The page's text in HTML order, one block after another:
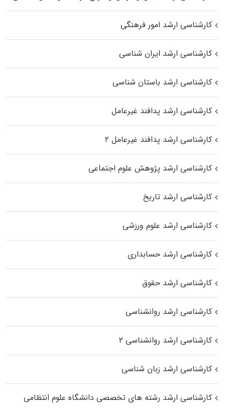
کارشناسی ارشد امور فرهنگی
کارشناسی ارشد ایران شناسی
کارشناسی ارشد باستان شناسی
کارشناسی ارشد پدافند غیرعامل
کارشناسی ارشد پدافند غیرعامل ۲
کارشناسی ارشد پژوهش علوم اجتماعی
کارشناسی ارشد تاریخ
کارشناسی ارشد علوم ورزشی
کارشناسی ارشد حسابداری
کارشناسی ارشد حقوق
کارشناسی ارشد روانشناسی
کارشناسی ارشد روانشناسی ۲
کارشناسی ارشد زبان شناسی
کارشناسی ارشد رﺷﺘﻪ ﻫﺎی تخصصی داﻧﺸﮕﺎه ﻋﻠﻮم انتظامی